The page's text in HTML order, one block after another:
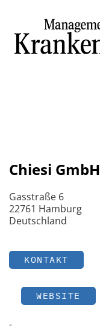
Chiesi GmbH
Gasstraße 6
22761 Hamburg
Deutschland
KONTAKT
WEBSITE
-